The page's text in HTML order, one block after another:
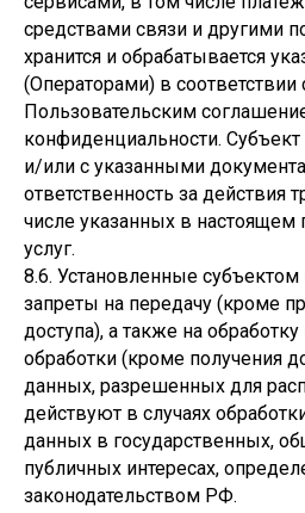
средствами связи и другими
хранится и обрабатывается
(Операторами) в соответствии
Пользовательским
конфиденциальности.
и/или с указанными
ответственность за действия
числе указанных в настоящем
услуг.
8.6. Установленные
запреты на передачу (кроме
доступа), а также на
обработки (кроме получения
данных, разрешенных для
действуют в случаях
данных в государственных,
публичных интересах,
законодательством РФ.